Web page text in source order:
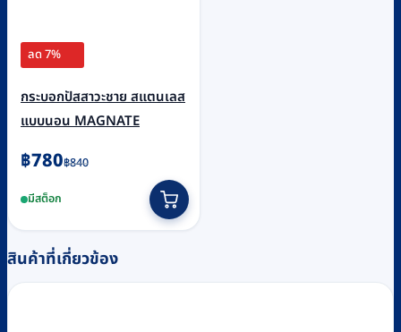
ลด 7%
กระบอกปัสสาวะชาย สแตนเลส
แบบนอน MAGNATE
฿840
Original
was:
฿840.
฿780
Current
is:
฿780.
มีสต็อก
สินค้าที่เกี่ยวข้อง